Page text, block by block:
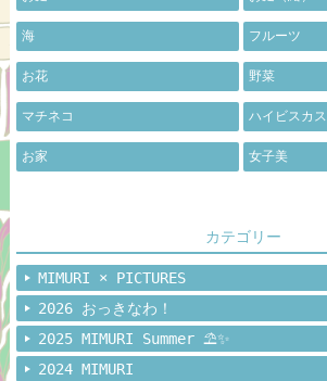
海 フルーツ
お花 野菜
マチネコ ハイビスカス
お家 女子美
カテゴリー
MIMURI × PICTURES
2026 おっきなわ！
2025 MIMURI Summer ⛱️✨
2024 MIMURI